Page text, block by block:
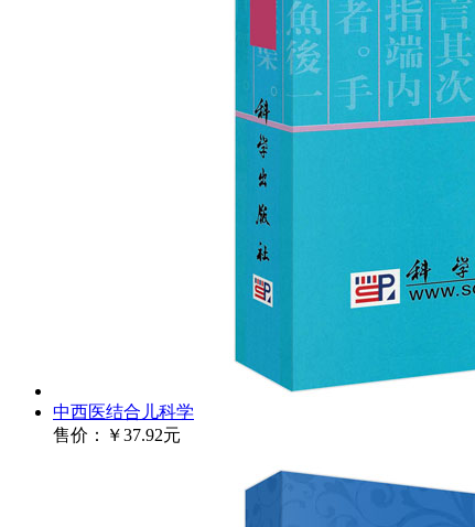
中西医结合儿科学
售价：
￥37.92元